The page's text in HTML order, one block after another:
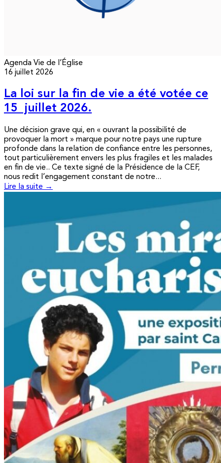
Agenda Vie de l’Église
16 juillet 2026
La loi sur la fin de vie a été votée ce
15 juillet 2026.
Une décision grave qui, en « ouvrant la possibilité de
provoquer la mort » marque pour notre pays une rupture
profonde dans la relation de confiance entre les personnes,
tout particulièrement envers les plus fragiles et les malades
en fin de vie.. Ce texte signé de la Présidence de la CEF,
nous redit l’engagement constant de notre...
Lire la suite →